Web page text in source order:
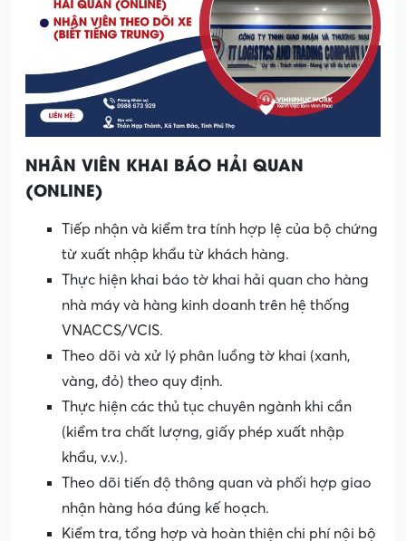
NHÂN VIÊN KHAI BÁO HẢI QUAN
(ONLINE)
Tiếp nhận và kiểm tra tính hợp lệ của bộ chứng
từ xuất nhập khẩu từ khách hàng.
Thực hiện khai báo tờ khai hải quan cho hàng
nhà máy và hàng kinh doanh trên hệ thống
VNACCS/VCIS.
Theo dõi và xử lý phân luồng tờ khai (xanh,
vàng, đỏ) theo quy định.
Thực hiện các thủ tục chuyên ngành khi cần
(kiểm tra chất lượng, giấy phép xuất nhập
khẩu, v.v.).
Theo dõi tiến độ thông quan và phối hợp giao
nhận hàng hóa đúng kế hoạch.
Kiểm tra, tổng hợp và hoàn thiện chi phí nội bộ